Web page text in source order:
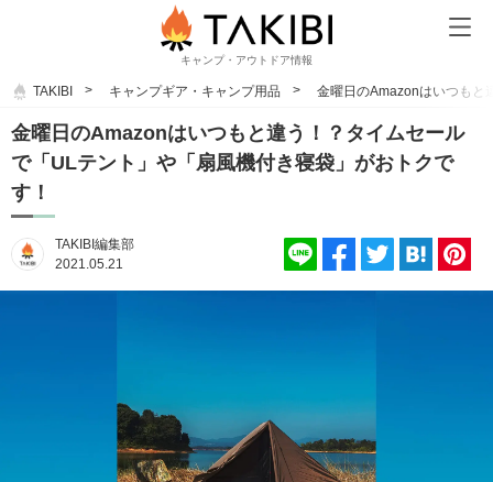
キャンプ・アウトドア情報
TAKIBI キャンプギア・キャンプ用品 金曜日のAmazonはいつもと
金曜日のAmazonはいつもと違う！？タイムセール
で「ULテント」や「扇風機付き寝袋」がおトクで
す！
TAKIBI編集部
2021.05.21